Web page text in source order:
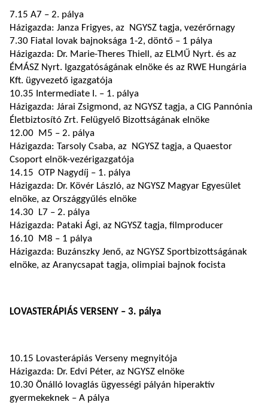
7.15 A7 – 2. pálya
Házigazda: Janza Frigyes, az NGYSZ tagja, vezérőrnagy
7.30 Fiatal lovak bajnoksága 1-2, döntő – 1 pálya
Házigazda: Dr. Marie-Theres Thiell, az ELMŰ Nyrt. és az
ÉMÁSZ Nyrt. Igazgatóságának elnöke és az RWE Hungária
Kft. ügyvezető igazgatója
10.35 Intermediate I. – 1. pálya
Házigazda: Járai Zsigmond, az NGYSZ tagja, a CIG Pannónia
Életbiztosító Zrt. Felügyelő Bizottságának elnöke
12.00 M5 – 2. pálya
Házigazda: Tarsoly Csaba, az NGYSZ tagja, a Quaestor
Csoport elnök-vezérigazgatója
14.15 OTP Nagydíj – 1. pálya
Házigazda: Dr. Kövér László, az NGYSZ Magyar Egyesület
elnöke, az Országgyűlés elnöke
14.30 L7 – 2. pálya
Házigazda: Pataki Ági, az NGYSZ tagja, filmproducer
16.10 M8 – 1 pálya
Házigazda: Buzánszky Jenő, az NGYSZ Sportbizottságának
elnöke, az Aranycsapat tagja, olimpiai bajnok focista
LOVASTERÁPIÁS VERSENY – 3. pálya
10.15 Lovasterápiás Verseny megnyitója
Házigazda: Dr. Edvi Péter, az NGYSZ elnöke
10.30 Önálló lovaglás ügyességi pályán hiperaktív
gyermekeknek – A pálya